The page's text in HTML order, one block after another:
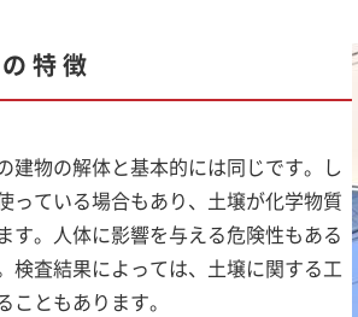
特徴
建物の解体と基本的には同じです。し
っている場合もあり、土壌が化学物質
す。人体に影響を与える危険性もある
検査結果によっては、土壌に関する工
ともあります。